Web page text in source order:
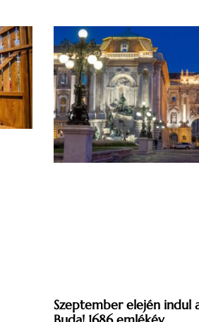
Szeptember elején indul